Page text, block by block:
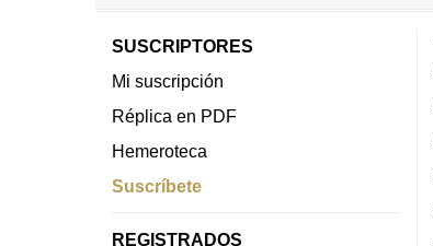
SUSCRIPTORES
Mi suscripción
Réplica en PDF
Hemeroteca
Suscríbete
REGISTRADOS